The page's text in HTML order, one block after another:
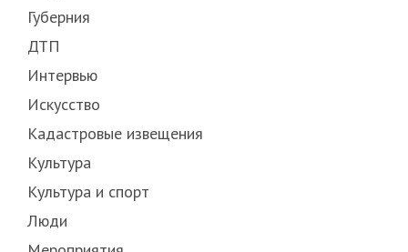
Губерния
ДТП
Интервью
Искусство
Кадастровые извещения
Культура
Культура и спорт
Люди